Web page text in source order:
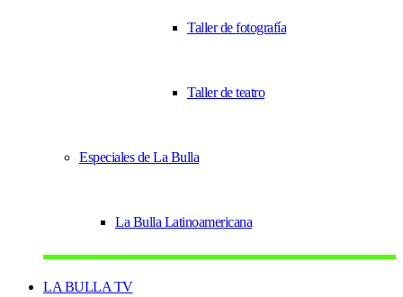
Taller de fotografía
Taller de teatro
Especiales de La Bulla
La Bulla Latinoamericana
LA BULLA TV